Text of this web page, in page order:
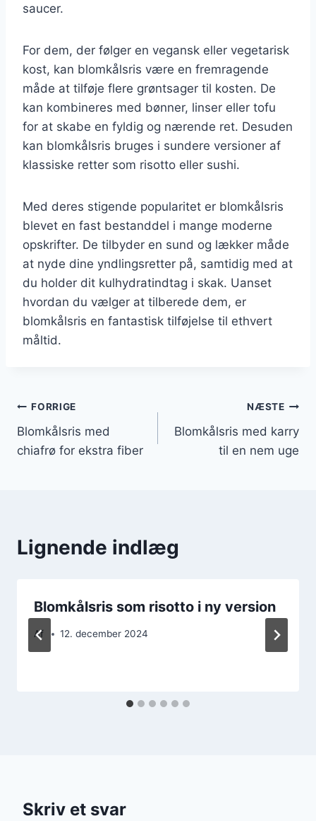
saucer.
For dem, der følger en vegansk eller vegetarisk
kost, kan blomkålsris være en fremragende
måde at tilføje flere grøntsager til kosten. De
kan kombineres med bønner, linser eller tofu
for at skabe en fyldig og nærende ret. Desuden
kan blomkålsris bruges i sundere versioner af
klassiske retter som risotto eller sushi.
Med deres stigende popularitet er blomkålsris
blevet en fast bestanddel i mange moderne
opskrifter. De tilbyder en sund og lækker måde
at nyde dine yndlingsretter på, samtidig med at
du holder dit kulhydratindtag i skak. Uanset
hvordan du vælger at tilberede dem, er
blomkålsris en fantastisk tilføjelse til ethvert
måltid.
Indlægsnavigation
FORRIGE
Blomkålsris med
chiafrø for ekstra fiber
NÆSTE
Blomkålsris med karry
til en nem uge
Lignende indlæg
Blomkålsris som risotto i ny version
Af 12. december 2024
Skriv et svar